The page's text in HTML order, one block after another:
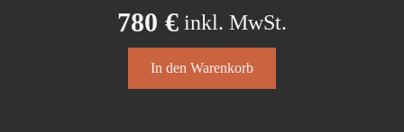
780 € inkl. MwSt.
In den Warenkorb